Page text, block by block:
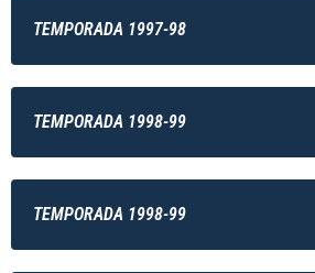
TEMPORADA 1997-98
TEMPORADA 1998-99
TEMPORADA 1998-99